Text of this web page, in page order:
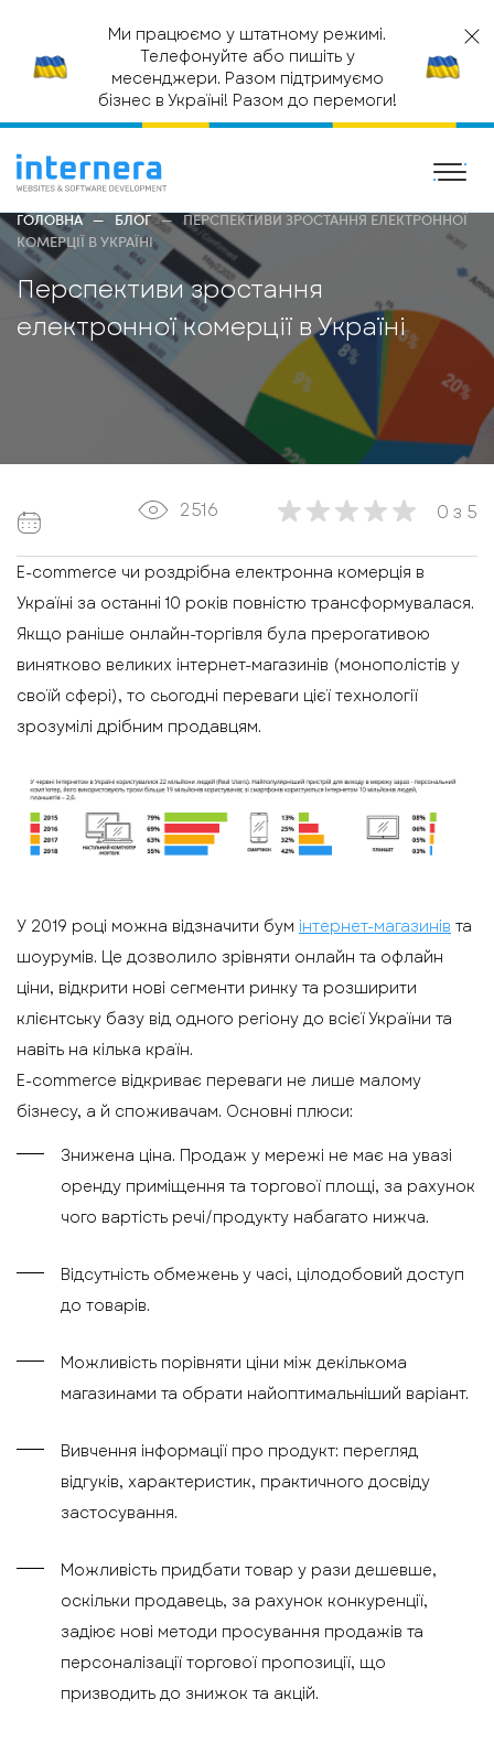
Ми працюємо у штатному режимі.
Телефонуйте або пишіть у
месенджери. Разом підтримуємо
бізнес в Україні! Разом до перемоги!
ГОЛОВНА БЛОГ
ПЕРСПЕКТИВИ ЗРОСТАННЯ ЕЛЕКТРОННОЇ
КОМЕРЦІЇ В УКРАЇНІ
Перспективи зростання
електронної комерції в Україні
2516 0 з 5
E-commerce чи роздрібна електронна комерція в
Україні за останні 10 років повністю трансформувалася.
Якщо раніше онлайн-торгівля була прерогативою
винятково великих інтернет-магазинів (монополістів у
своїй сфері), то сьогодні переваги цієї технології
зрозумілі дрібним продавцям.
У 2019 році можна відзначити бум інтернет-магазинів та
шоурумів. Це дозволило зрівняти онлайн та офлайн
ціни, відкрити нові сегменти ринку та розширити
клієнтську базу від одного регіону до всієї України та
навіть на кілька країн.
E-commerce відкриває переваги не лише малому
бізнесу, а й споживачам. Основні плюси:
Знижена ціна. Продаж у мережі не має на увазі
оренду приміщення та торгової площі, за рахунок
чого вартість речі/продукту набагато нижча.
Відсутність обмежень у часі, цілодобовий доступ
до товарів.
Можливість порівняти ціни між декількома
магазинами та обрати найоптимальніший варіант.
Вивчення інформації про продукт: перегляд
відгуків, характеристик, практичного досвіду
застосування.
Можливість придбати товар у рази дешевше,
оскільки продавець, за рахунок конкуренції,
задіює нові методи просування продажів та
персоналізації торгової пропозиції, що
призводить до знижок та акцій.